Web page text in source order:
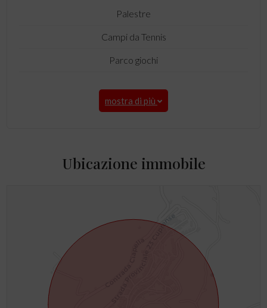
Palestre
Campi da Tennis
Parco giochi
mostra di più
Ubicazione immobile